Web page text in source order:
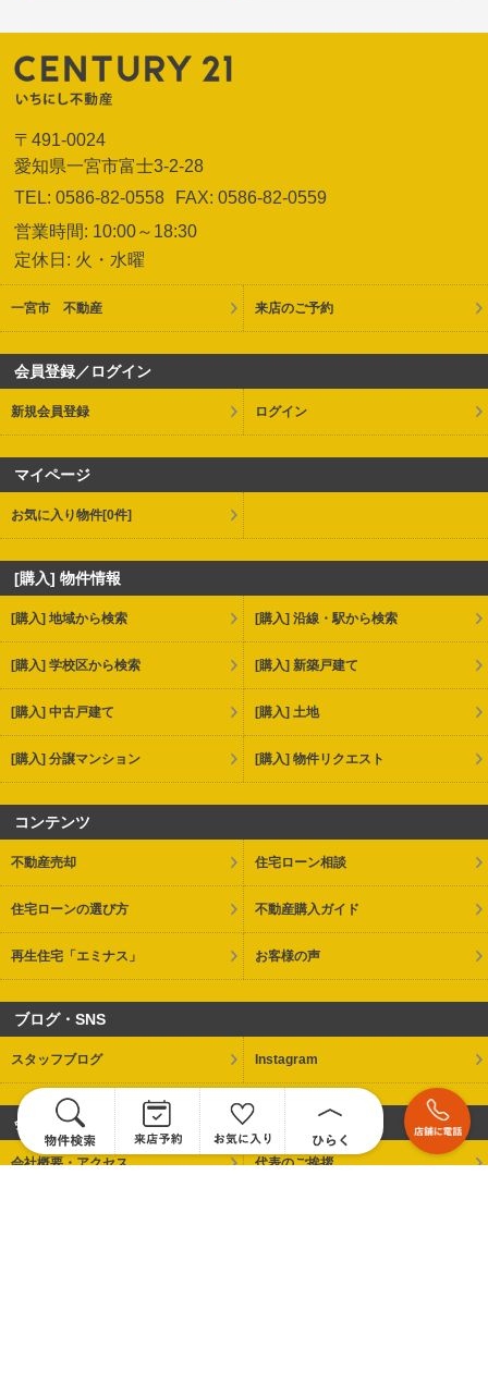
〒491-0024
愛知県一宮市富士3-2-28
TEL: 0586-82-0558
FAX: 0586-82-0559
営業時間: 10:00～18:30
定休日: 火・水曜
一宮市 不動産 来店のご予約
会員登録／ログイン
新規会員登録 ログイン
マイページ
お気に入り物件[0件]
[購入] 物件情報
[購入] 地域から検索 [購入] 沿線・駅から検索
[購入] 学校区から検索 [購入] 新築戸建て
[購入] 中古戸建て [購入] 土地
[購入] 分譲マンション [購入] 物件リクエスト
コンテンツ
不動産売却 住宅ローン相談
住宅ローンの選び方 不動産購入ガイド
再生住宅「エミナス」 お客様の声
ブログ・SNS
スタッフブログ Instagram
会社情報
会社概要・アクセス 代表のご挨拶